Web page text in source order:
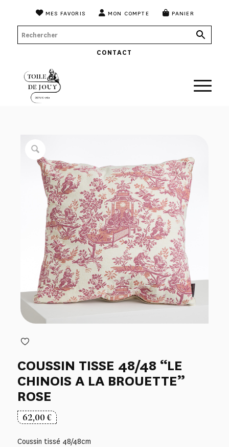
MES FAVORIS MON COMPTE PANIER
CONTACT
COUSSIN TISSE 48/48 “LE
CHINOIS A LA BROUETTE”
ROSE
62,00€
Coussin tissé 48/48cm